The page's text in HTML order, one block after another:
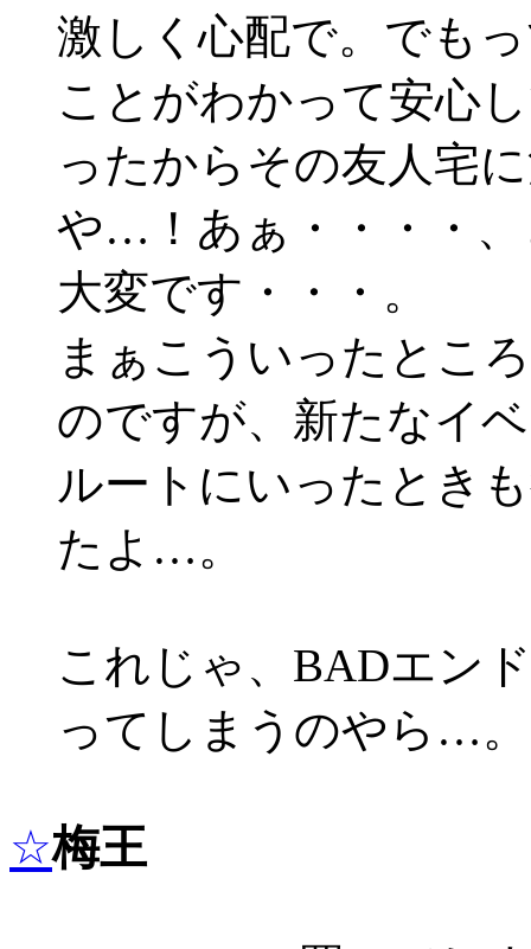
激しく心配で。でも
ことがわかって安心
ったからその友人宅
や…！あぁ・・・・
大変です・・・。
まぁこういったとこ
のですが、新たなイ
ルートにいったとき
たよ…。
これじゃ、BADエン
ってしまうのやら…。
☆梅王